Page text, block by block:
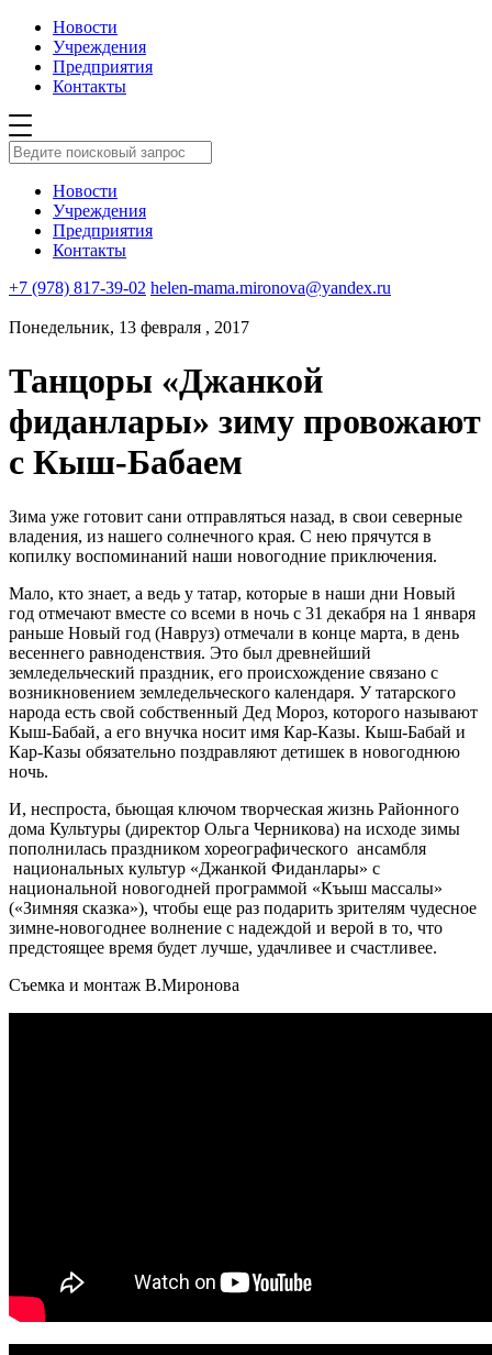
Новости
Учреждения
Предприятия
Контакты
Новости
Учреждения
Предприятия
Контакты
+7 (978) 817-39-02 helen-mama.mironova@yandex.ru
Понедельник, 13 февраля , 2017
Танцоры «Джанкой
фиданлары» зиму провожают
с Кыш-Бабаем
Зима уже готовит сани отправляться назад, в свои северные
владения, из нашего солнечного края. С нею прячутся в
копилку воспоминаний наши новогодние приключения.
Мало, кто знает, а ведь у татар, которые в наши дни Новый
год отмечают вместе со всеми в ночь с 31 декабря на 1 января
раньше Новый год (Навруз) отмечали в конце марта, в день
весеннего равноденствия. Это был древнейший
земледельческий праздник, его происхождение связано с
возникновением земледельческого календаря. У татарского
народа есть свой собственный Дед Мороз, которого называют
Кыш-Бабай, а его внучка носит имя Кар-Казы. Кыш-Бабай и
Кар-Казы обязательно поздравляют детишек в новогоднюю
ночь.
И, неспроста, бьющая ключом творческая жизнь Районного
дома Культуры (директор Ольга Черникова) на исходе зимы
пополнилась праздником хореографического ансамбля
национальных культур «Джанкой Фиданлары» с
национальной новогодней программой «Къыш массалы»
(«Зимняя сказка»), чтобы еще раз подарить зрителям чудесное
зимне-новогоднее волнение с надеждой и верой в то, что
предстоящее время будет лучше, удачливее и счастливее.
Съемка и монтаж В.Миронова